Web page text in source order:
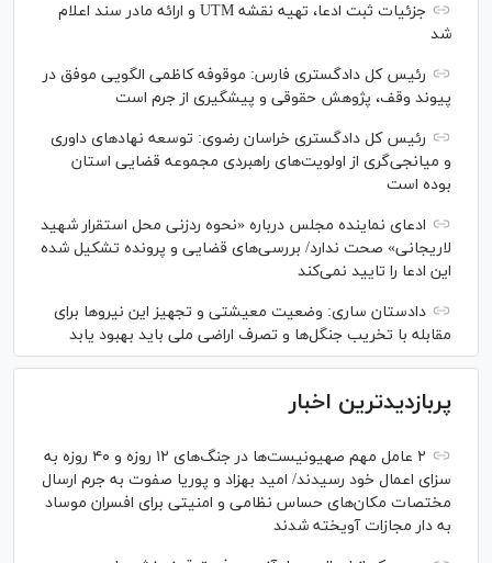
جزئیات ثبت ادعا، تهیه نقشه UTM و ارائه مادر سند اعلام
شد
رئیس کل دادگستری فارس: موقوفه کاظمی الگویی موفق در
پیوند وقف، پژوهش حقوقی و پیشگیری از جرم است
رئیس کل دادگستری خراسان رضوی: توسعه نهاد‌های داوری
و میانجی‌گری از اولویت‌های راهبردی مجموعه قضایی استان
بوده است
ادعای نماینده مجلس درباره «نحوه ردزنی محل استقرار شهید
لاریجانی» صحت ندارد/ بررسی‌های قضایی و پرونده تشکیل شده
این ادعا را تایید نمی‌کند
دادستان ساری: وضعیت معیشتی و تجهیز این نیرو‌ها برای
مقابله با تخریب جنگل‌ها و تصرف اراضی ملی باید بهبود یابد
پربازدیدترین اخبار
۲ عامل مهم صهیونیست‌ها در جنگ‌های ۱۲ روزه و ۴۰ روزه به
سزای اعمال خود رسیدند/ امید بهزاد و پوریا صفوت به جرم ارسال
مختصات مکان‌های حساس نظامی و امنیتی برای افسران موساد
به دار مجازات آویخته شدند